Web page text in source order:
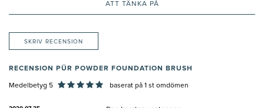
ATT TÄNKA PÅ
SKRIV RECENSION
RECENSION PÜR POWDER FOUNDATION BRUSH
Medelbetyg 5 baserat på 1 st omdömen